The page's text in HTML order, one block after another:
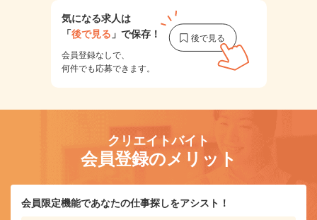
気になる求人は
「後で見る 」で保存！
会員登録なしで、
何件でも応募できます。
クリエイトバイト
会員登録のメリット
会員限定機能であなたの仕事探しをアシスト！